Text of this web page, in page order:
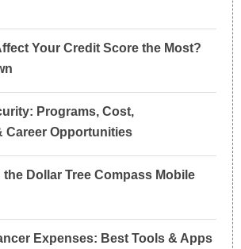
Your Credit Score the Most?
Programs, Cost,
Career Opportunities
Dollar Tree Compass Mobile
Expenses: Best Tools & Apps